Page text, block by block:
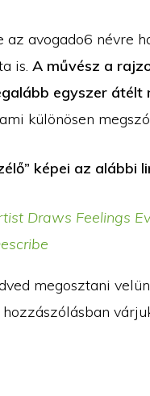
az avogado6 névre
is. A művész a
egyszer átélt
különösen
képei az alábbi
Draws Feelings
megosztani